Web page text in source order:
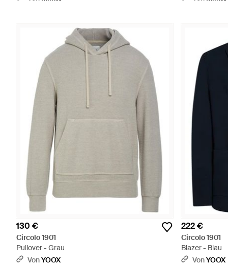
130 €
Circolo 1901
Pullover - Grau
VonYOOX
222 €
Circolo 1901
Blazer - Blau
VonYOOX